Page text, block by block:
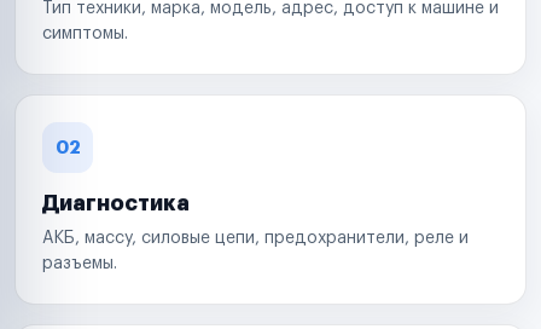
Тип техники, марка, модель, адрес, доступ к машине и
симптомы.
02
Диагностика
АКБ, массу, силовые цепи, предохранители, реле и
разъемы.